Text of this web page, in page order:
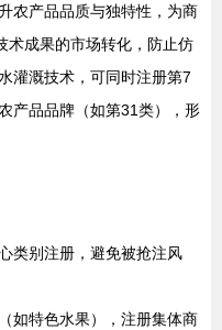
农产品品质与独特性，为商
术成果的市场转化，防止仿
灌溉技术，可同时注册第7
产品品牌（如第31类），形
类别注册，避免被抢注风
如特色水果），注册集体商